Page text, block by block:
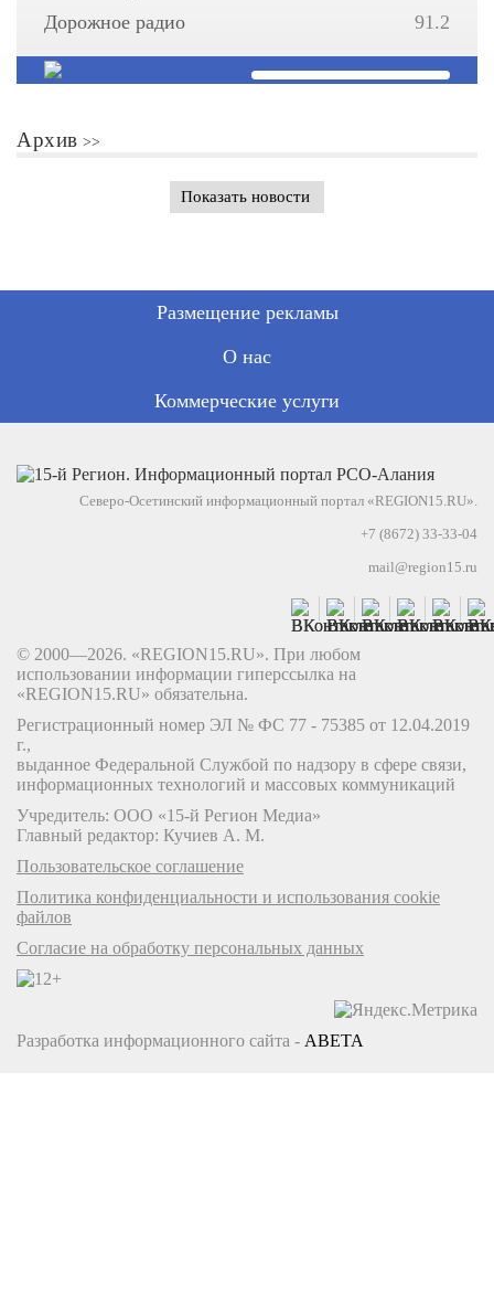
Дорожное радио
91.2
Архив
Показать новости
Размещение рекламы
О нас
Коммерческие услуги
Северо-Осетинский информационный портал «REGION15.RU».
+7 (8672) 33-33-04
mail@region15.ru
© 2000—2026. «REGION15.RU». При любом
использовании информации гиперссылка на
«REGION15.RU» обязательна.
Регистрационный номер ЭЛ № ФС 77 - 75385 от 12.04.2019
г.,
выданное Федеральной Службой по надзору в сфере связи,
информационных технологий и массовых коммуникаций
Учредитель: ООО «15-й Регион Медиа»
Главный редактор: Кучиев А. М.
Пользовательское соглашение
Политика конфиденциальности и использования cookie
файлов
Согласие на обработку персональных данных
Разработка информационного сайта - ABETA